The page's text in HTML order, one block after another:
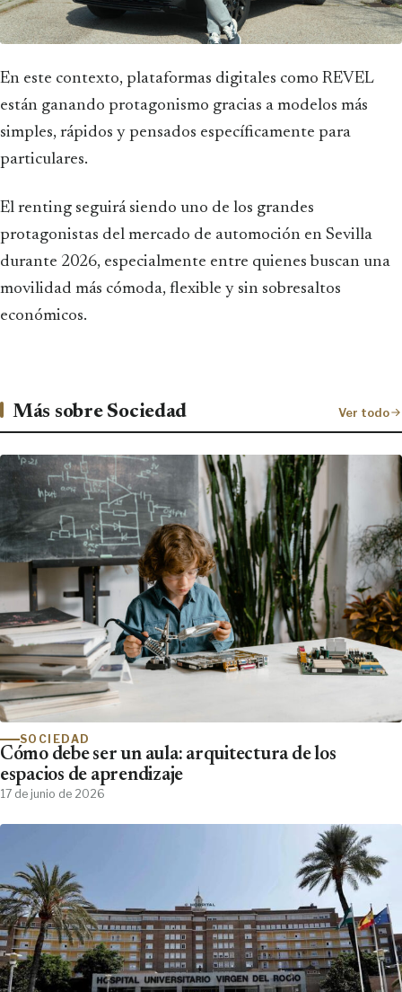
En este contexto, plataformas digitales como REVEL
están ganando protagonismo gracias a modelos más
simples, rápidos y pensados específicamente para
particulares.
El renting seguirá siendo uno de los grandes
protagonistas del mercado de automoción en Sevilla
durante 2026, especialmente entre quienes buscan una
movilidad más cómoda, flexible y sin sobresaltos
económicos.
Más sobre Sociedad Ver todo
SOCIEDAD
Cómo debe ser un aula: arquitectura de los
espacios de aprendizaje
17 de junio de 2026